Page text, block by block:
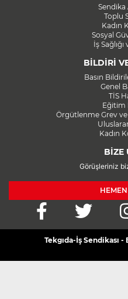
Sendika
Toplu
Kadın
Sosyal
İş
BİLDİRİ
Basın
Genel
TİS
Eğitim
Örgütlenme Grev
Kadın
BİZE
Görüşleriniz
Tekgıda-İş Sendikası